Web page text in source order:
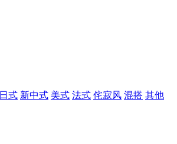
日式 新中式 美式 法式 侘寂风 混搭 其他